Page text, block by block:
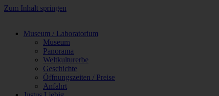
Zum Inhalt springen
Museum / Laboratorium
Museum
Panorama
Weltkulturerbe
Geschichte
Öffnungszeiten / Preise
Anfahrt